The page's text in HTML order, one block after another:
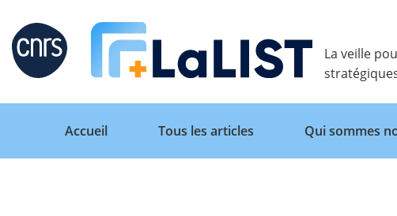
Retour
La veille
Accueil
Tous les articles Qui sommes